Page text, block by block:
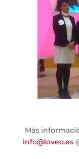
Más
info@loveo.es